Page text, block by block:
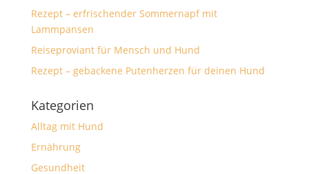
Rezept – erfrischender Sommernapf mit
Lammpansen
Reiseproviant für Mensch und Hund
Rezept – gebackene Putenherzen für deinen Hund
Kategorien
Alltag mit Hund
Ernährung
Gesundheit